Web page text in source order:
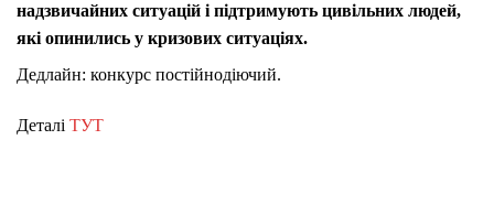
надзвичайних ситуацій і підтримують цивільних людей,
які опинились у кризових ситуаціях.
Дедлайн: конкурс постійнодіючий.
Деталі ТУТ